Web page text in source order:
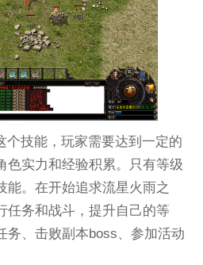
个技能，玩家需要达到一定的
色实力和经验积累。只有等级
能。在开始追求流星火雨之
任务和战斗，提升自己的等
务、击败副本boss、参加活动